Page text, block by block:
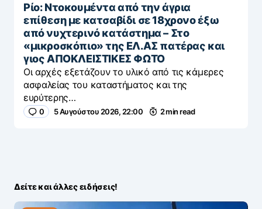
Ρίο: Ντοκουμέντα από την άγρια
επίθεση με κατσαβίδι σε 18χρονο έξω
από νυχτερινό κατάστημα – Στο
«μικροσκόπιο» της ΕΛ.ΑΣ πατέρας και
γιος ΑΠΟΚΛΕΙΣΤΙΚΕΣ ΦΩΤΟ
Οι αρχές εξετάζουν το υλικό από τις κάμερες
ασφαλείας του καταστήματος και της
ευρύτερης…
0 5 Αυγούστου 2026, 22:00 2 min read
Δείτε και άλλες ειδήσεις!